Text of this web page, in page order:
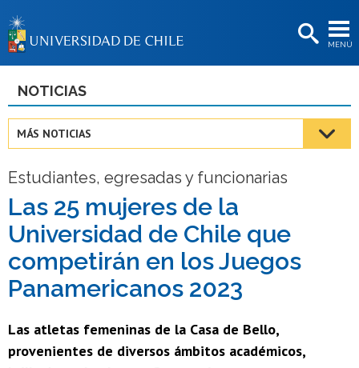
MENÚ
BIBLIOTECAS
Estudiantes
Académicas/os
Funcionarias/os
Egresadas/os
NOTICIAS
MÁS NOTICIAS
Estudiantes, egresadas y funcionarias
Las 25 mujeres de la
Universidad de Chile que
competirán en los Juegos
Panamericanos 2023
Las atletas femeninas de la Casa de Bello,
provenientes de diversos ámbitos académicos,